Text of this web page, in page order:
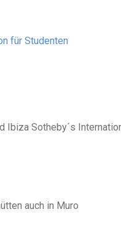
für Studenten
Ibiza Sotheby´s
auch in Muro